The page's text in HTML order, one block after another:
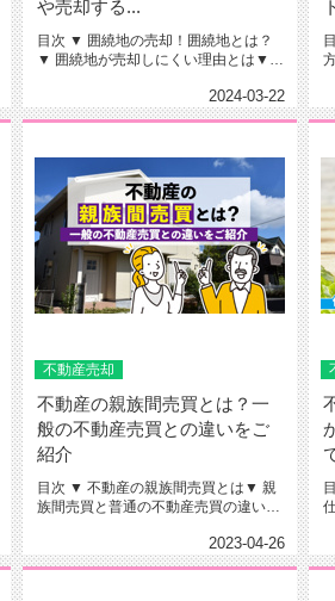
や売却する...
目次 ▼ 囲繞地の売却！囲繞地とは？
▼ 囲繞地が売却しにくい理由とは▼
2024-03-22
目次 ▼ 住
不動産売却
不動産の親族間売買とは？一
般の不動産売買との違いをご
紹介
目次 ▼ 不動産の親族間売買とは▼ 親
族間売買と普通の不動産売買の違い▼
2023-04-26
目次 ▼ 不